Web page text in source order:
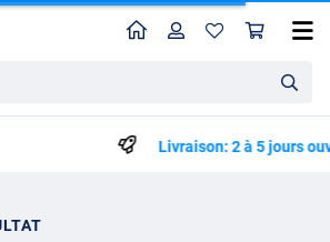
HomeProfil
Livraison: 2 à 5 jours ouvrables
Moulinet Casting Shimano SLX XT A 150 RH